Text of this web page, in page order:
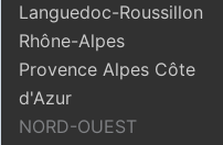
Languedoc-Roussillon
Rhône-Alpes
Provence Alpes Côte
d'Azur
NORD-OUEST